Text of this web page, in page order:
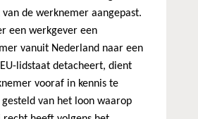
van de werknemer aangepast.
een werkgever een
vanuit Nederland naar een
lidstaat detacheert, dient
vooraf in kennis te
van het loon waarop